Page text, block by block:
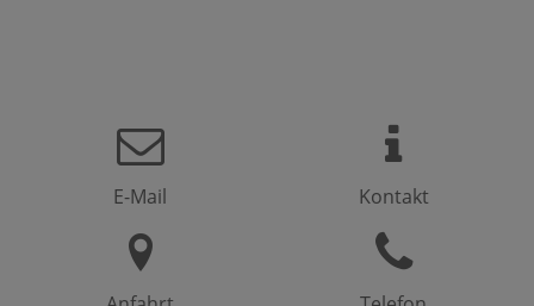
E-Mail Kontakt